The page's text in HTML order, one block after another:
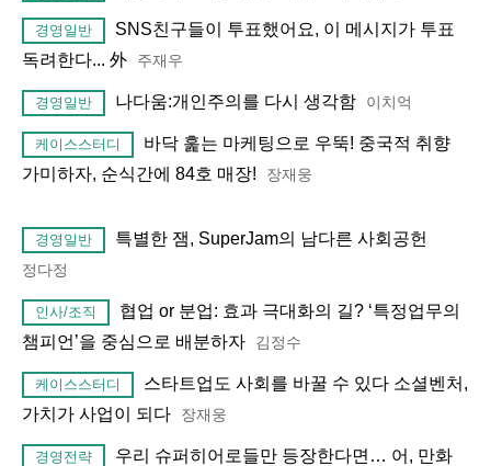
경영일반
SNS친구들이 투표했어요, 이 메시지가 투표
독려한다... 外
주재우
경영일반 나다움:개인주의를 다시 생각함 이치억
케이스스터디
바닥 훑는 마케팅으로 우뚝! 중국적 취향
가미하자, 순식간에 84호 매장!
장재웅
경영일반 특별한 잼, SuperJam의 남다른 사회공헌
정다정
인사/조직
협업 or 분업: 효과 극대화의 길? ‘특정업무의
챔피언’을 중심으로 배분하자
김정수
케이스스터디
스타트업도 사회를 바꿀 수 있다 소셜벤처,
가치가 사업이 되다
장재웅
경영전략
우리 슈퍼히어로들만 등장한다면… 어, 만화